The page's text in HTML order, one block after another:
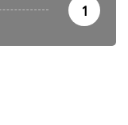
1